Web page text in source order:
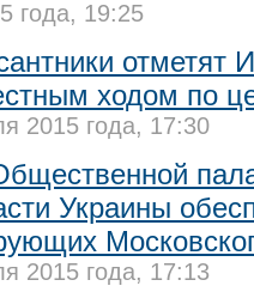
года, 19:25
отметят
ходом по
2015 года, 17:30
Украины
2015 года, 17:13